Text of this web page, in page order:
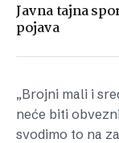
Javna tajna
pojava
„Brojni mali i
neće biti
svodimo to na